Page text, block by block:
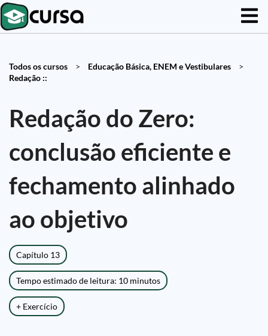
Todos os cursos > Educação Básica, ENEM e Vestibulares
>
Redação ::
Redação do Zero:
conclusão eficiente e
fechamento alinhado
ao objetivo
Capítulo 13
Tempo estimado de leitura: 10 minutos
+ Exercício